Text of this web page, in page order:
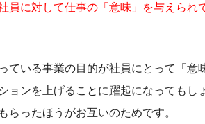
員に対して仕事の「意味」を与えられ
ている事業の目的が社員にとって「意
ョンを上げることに躍起になってもし
らったほうがお互いのためです。